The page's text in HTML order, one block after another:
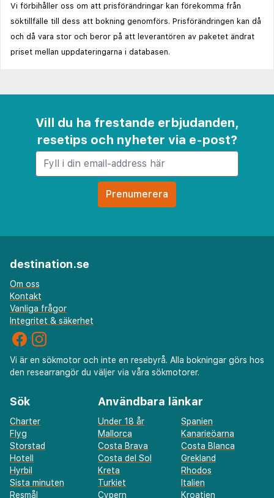
Vi förbihåller oss om att prisförändringar kan förekomma från
söktillfälle till dess att bokning genomförs. Prisförändringen kan då
och då vara stor och beror på att leverantören av paketet ändrat
priset mellan uppdateringarna i databasen.
Vill du ha frestande erbjudanden,
resetips och nyheter via e-post?
destination.se
Om oss
Kontakt
Vanliga frågor
Integritet & säkerhet
Vi är en sökmotor och inte en resebyrå. Alla bokningar görs hos
den researrangör du väljer via våra sökmotorer.
Sök
Charter
Flyg
Storstad
Hotell
Hyrbil
Sista minuten
Resmål
Användbara länkar
Under 18 år
Spanien
Mallorca
Kanarieöarna
Costa Brava
Costa Blanca
Costa del Sol
Grekland
Kreta
Rhodos
Turkiet
Italien
Cypern
Kroatien